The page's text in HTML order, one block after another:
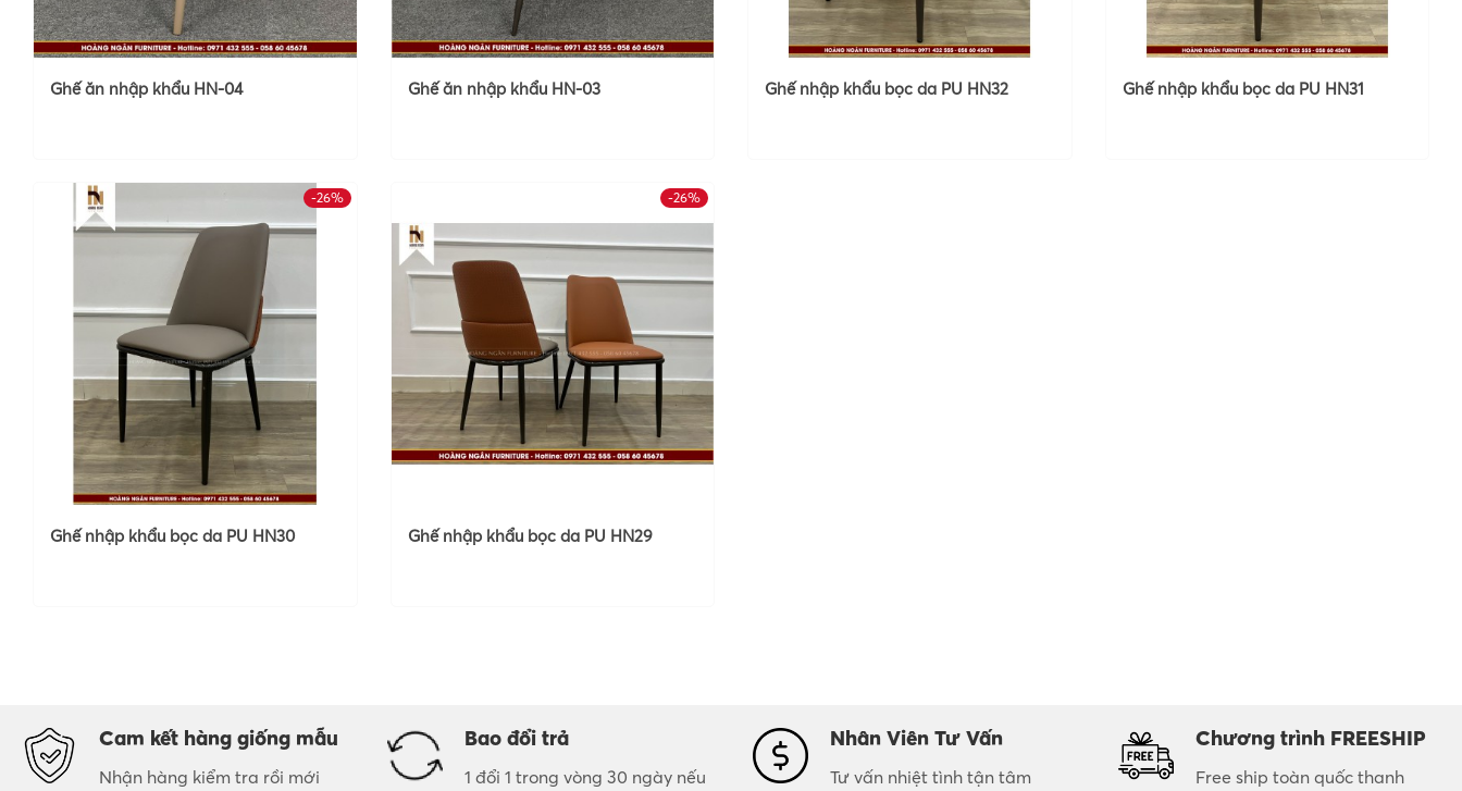
Ghế ăn nhập khẩu HN-04 Ghế ăn nhập khẩu HN-03 Ghế nhập khẩu bọc da PU HN32 Ghế nhập khẩu bọc da PU HN31
-26%
Ghế nhập khẩu bọc da PU HN30
-26%
Ghế nhập khẩu bọc da PU HN29
Cam kết hàng giống mẫu
Nhận hàng kiểm tra rồi mới
Bao đổi trả
1 đổi 1 trong vòng 30 ngày nếu
Nhân Viên Tư Vấn
Tư vấn nhiệt tình tận tâm
Chương trình FREESHIP
Free ship toàn quốc thanh